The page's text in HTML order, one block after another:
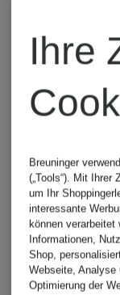
für
Ihre
Breuninger
(„Tools“). Mit Ihrer
um Ihr
interessante
können
Informationen,
Shop,
Webseite,
Optimierung der